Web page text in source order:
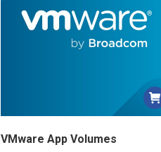
VMware App Volumes